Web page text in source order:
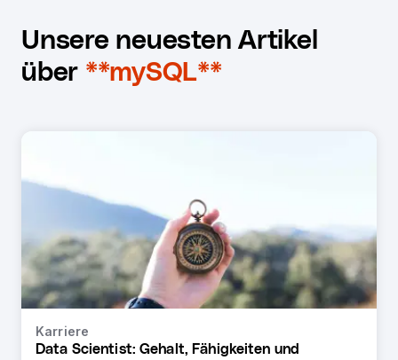
Unsere neuesten Artikel
über **mySQL**
Karriere
Data Scientist: Gehalt, Fähigkeiten und